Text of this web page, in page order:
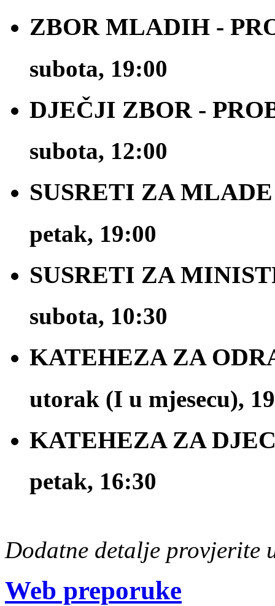
ZBOR MLADIH -
subota, 19:00
DJEČJI ZBOR -
subota, 12:00
SUSRETI ZA MLADE
petak, 19:00
SUSRETI ZA
subota, 10:30
KATEHEZA ZA
utorak (I u mjesecu),
KATEHEZA ZA
petak, 16:30
Dodatne detalje provjerite
Web preporuke